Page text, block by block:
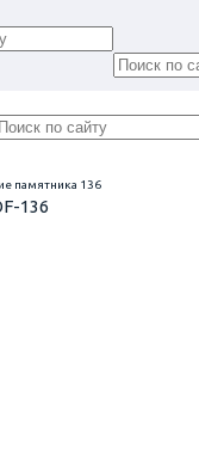
памятника 136
136